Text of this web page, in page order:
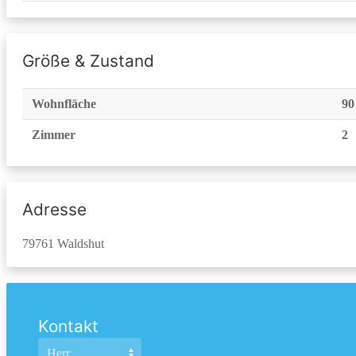
Größe & Zustand
Wohnfläche
Zimmer 2
Adresse
79761 Waldshut
Kontakt